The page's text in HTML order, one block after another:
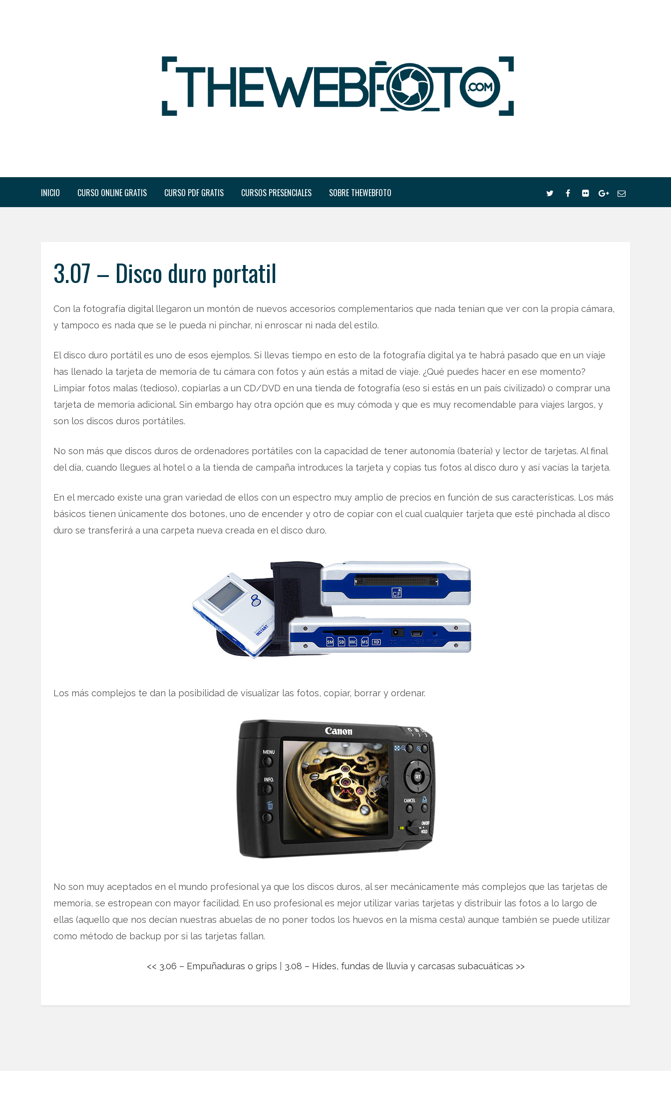
INICIO CURSO ONLINE GRATIS CURSO PDF GRATIS CURSOS PRESENCIALES SOBRE THEWEBFOTO
3.07 – Disco duro portatil
Con la fotografía digital llegaron un montón de nuevos accesorios complementarios que nada tenían que ver con la propia cámara,
y tampoco es nada que se le pueda ni pinchar, ni enroscar ni nada del estilo.
El disco duro portátil es uno de esos ejemplos. Si llevas tiempo en esto de la fotografía digital ya te habrá pasado que en un viaje
has llenado la tarjeta de memoria de tu cámara con fotos y aún estás a mitad de viaje. ¿Qué puedes hacer en ese momento?
Limpiar fotos malas (tedioso), copiarlas a un CD/DVD en una tienda de fotografía (eso si estás en un país civilizado) o comprar una
tarjeta de memoria adicional. Sin embargo hay otra opción que es muy cómoda y que es muy recomendable para viajes largos, y
son los discos duros portátiles.
No son más que discos duros de ordenadores portátiles con la capacidad de tener autonomía (batería) y lector de tarjetas. Al final
del día, cuando llegues al hotel o a la tienda de campaña introduces la tarjeta y copias tus fotos al disco duro y así vacías la tarjeta.
En el mercado existe una gran variedad de ellos con un espectro muy amplio de precios en función de sus características. Los más
básicos tienen únicamente dos botones, uno de encender y otro de copiar con el cual cualquier tarjeta que esté pinchada al disco
duro se transferirá a una carpeta nueva creada en el disco duro.
Los más complejos te dan la posibilidad de visualizar las fotos, copiar, borrar y ordenar.
No son muy aceptados en el mundo profesional ya que los discos duros, al ser mecánicamente más complejos que las tarjetas de
memoria, se estropean con mayor facilidad. En uso profesional es mejor utilizar varias tarjetas y distribuir las fotos a lo largo de
ellas (aquello que nos decían nuestras abuelas de no poner todos los huevos en la misma cesta) aunque también se puede utilizar
como método de backup por si las tarjetas fallan.
<< 3.06 – Empuñaduras o grips 3.08 – Hides, fundas de lluvia y carcasas subacuáticas >>